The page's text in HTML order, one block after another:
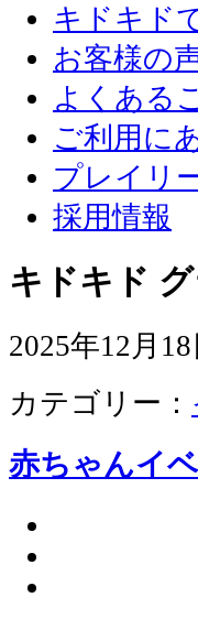
キドキド
お客様の
よくある
ご利用に
プレイリ
採用情報
キドキド
2025年12月18
カテゴリー：
赤ちゃんイ